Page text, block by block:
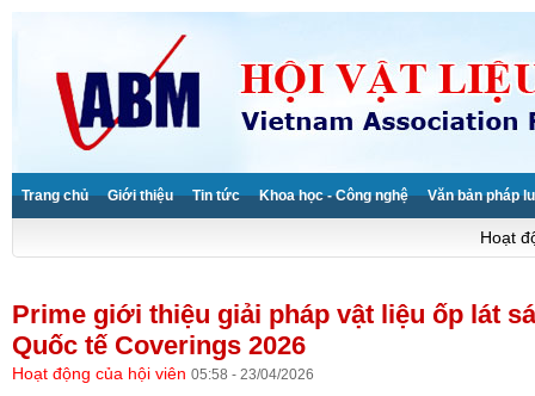
Trang chủ Giới thiệu Tin tức Khoa học - Công nghệ Văn bản pháp
Hoạt
Prime giới thiệu giải pháp vật liệu ốp lát
Quốc tế Coverings 2026
Hoạt động của hội viên 05:58 - 23/04/2026